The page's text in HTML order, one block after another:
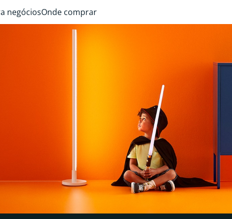
negóciosOnde comprar